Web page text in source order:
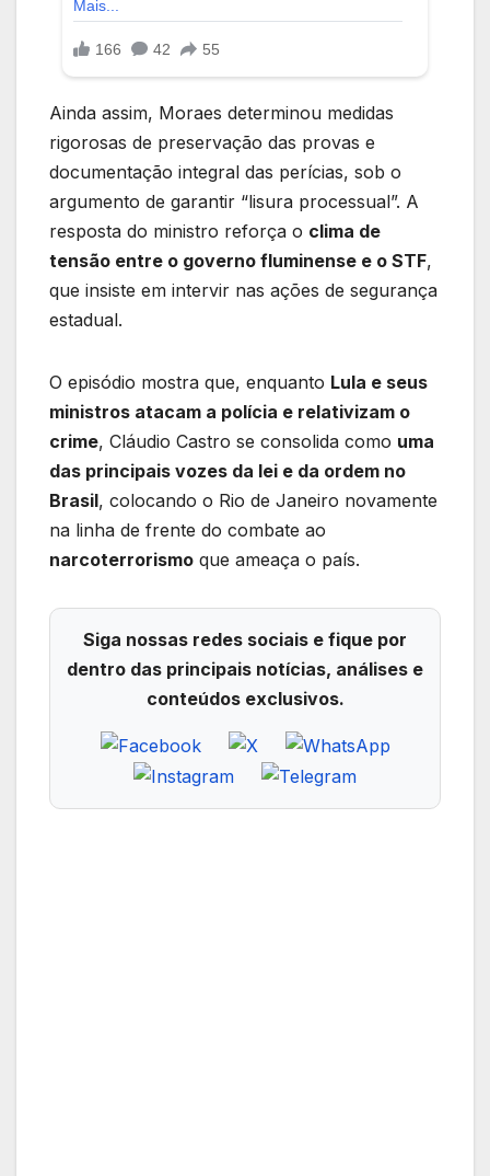
Ainda assim, Moraes determinou medidas
rigorosas de preservação das provas e
documentação integral das perícias, sob o
argumento de garantir “lisura processual”. A
resposta do ministro reforça o clima de
tensão entre o governo fluminense e o STF,
que insiste em intervir nas ações de segurança
estadual.
O episódio mostra que, enquanto Lula e seus
ministros atacam a polícia e relativizam o
crime, Cláudio Castro se consolida como uma
das principais vozes da lei e da ordem no
Brasil, colocando o Rio de Janeiro novamente
na linha de frente do combate ao
narcoterrorismo que ameaça o país.
Siga nossas redes sociais e fique por
dentro das principais notícias, análises e
conteúdos exclusivos.